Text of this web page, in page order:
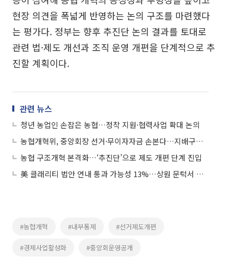
현장 의견을 폭넓게 반영하는 논의 구조를 마련했다
는 평가다. 정부는 향후 추진단 논의 결과를 토대로
관련 법·제도 개선과 조직 운영 개편을 단계적으로 추
진할 계획이다.
관련 뉴스
청년 농업인 손잡은 농협…정착 지원·협력사업 확대 논의
농협개혁위, 중앙회장 선거·무이자자금 손본다…지배구조 전반 ‘수술대’
농협 구조개혁 본격화…‘추진단’으로 제도 개편 단계 진입
美 클래리티 법안 연내 통과 가능성 13%…상원 문턱서 제동
#농협개혁 #내부통제 #선거제도개편
#경제사업활성화 #중앙회운영공개